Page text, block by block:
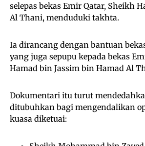
selepas bekas Emir Qatar, Sheikh
Al Thani, menduduki takhta.
Ia dirancang dengan bantuan
yang juga sepupu kepada bekas
Hamad bin Jassim bin Hamad Al
Dokumentari itu turut
ditubuhkan bagi mengendalikan
kuasa diketuai: